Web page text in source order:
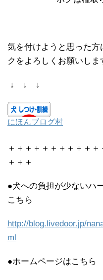
気を付けようと思った
クをよろしくお願いしま
↓ ↓ ↓
にほんブログ村
＋＋＋＋＋＋＋＋＋＋
＋＋＋
●犬への負担が少ないハ
こちら
http://blog.livedoor.jp/
ml
●ホームページはこちら